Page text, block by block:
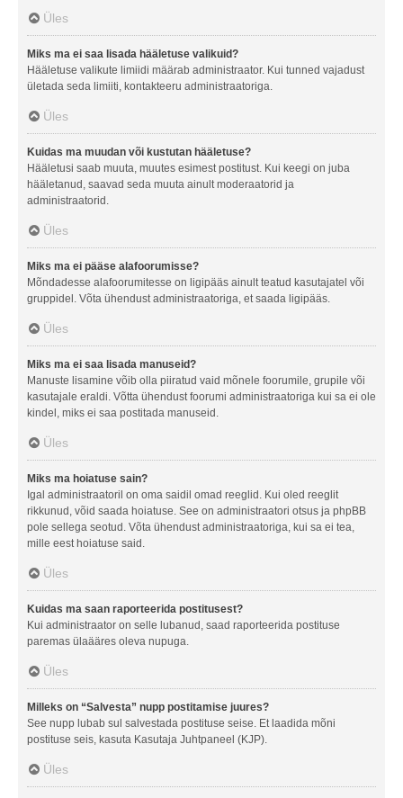
Üles
Miks ma ei saa lisada hääletuse valikuid?
Hääletuse valikute limiidi määrab administraator. Kui tunned vajadust
ületada seda limiiti, kontakteeru administraatoriga.
Üles
Kuidas ma muudan või kustutan hääletuse?
Hääletusi saab muuta, muutes esimest postitust. Kui keegi on juba
hääletanud, saavad seda muuta ainult moderaatorid ja
administraatorid.
Üles
Miks ma ei pääse alafoorumisse?
Mõndadesse alafoorumitesse on ligipääs ainult teatud kasutajatel või
gruppidel. Võta ühendust administraatoriga, et saada ligipääs.
Üles
Miks ma ei saa lisada manuseid?
Manuste lisamine võib olla piiratud vaid mõnele foorumile, grupile või
kasutajale eraldi. Võtta ühendust foorumi administraatoriga kui sa ei ole
kindel, miks ei saa postitada manuseid.
Üles
Miks ma hoiatuse sain?
Igal administraatoril on oma saidil omad reeglid. Kui oled reeglit
rikkunud, võid saada hoiatuse. See on administraatori otsus ja phpBB
pole sellega seotud. Võta ühendust administraatoriga, kui sa ei tea,
mille eest hoiatuse said.
Üles
Kuidas ma saan raporteerida postitusest?
Kui administraator on selle lubanud, saad raporteerida postituse
paremas ülaääres oleva nupuga.
Üles
Milleks on “Salvesta” nupp postitamise juures?
See nupp lubab sul salvestada postituse seise. Et laadida mõni
postituse seis, kasuta Kasutaja Juhtpaneel (KJP).
Üles